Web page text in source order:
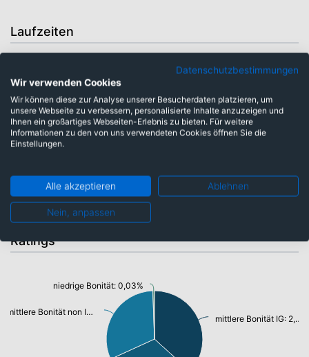
Laufzeiten
kurze Laufzeiten: 3,44%
sehr kurze Laufzeiten: 1,57%
Ratings
mittlere Bonität IG: 2,00%
mittlere Bonität non IG: 1,70%
niedrige Bonität: 0,03%
Datenschutzbestimmungen
Wir verwenden Cookies
Wir können diese zur Analyse unserer Besucherdaten platzieren, um
unsere Webseite zu verbessern, personalisierte Inhalte anzuzeigen und
Ihnen ein großartiges Webseiten-Erlebnis zu bieten. Für weitere
Informationen zu den von uns verwendeten Cookies öffnen Sie die
Einstellungen.
Alle akzeptieren Ablehnen
Nein, anpassen